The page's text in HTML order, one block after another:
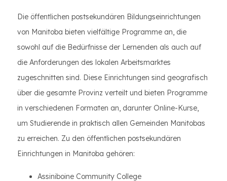
Die öffentlichen postsekundären Bildungseinrichtungen
von Manitoba bieten vielfältige Programme an, die
sowohl auf die Bedürfnisse der Lernenden als auch auf
die Anforderungen des lokalen Arbeitsmarktes
zugeschnitten sind. Diese Einrichtungen sind geografisch
über die gesamte Provinz verteilt und bieten Programme
in verschiedenen Formaten an, darunter Online-Kurse,
um Studierende in praktisch allen Gemeinden Manitobas
zu erreichen. Zu den öffentlichen postsekundären
Einrichtungen in Manitoba gehören:
Assiniboine Community College